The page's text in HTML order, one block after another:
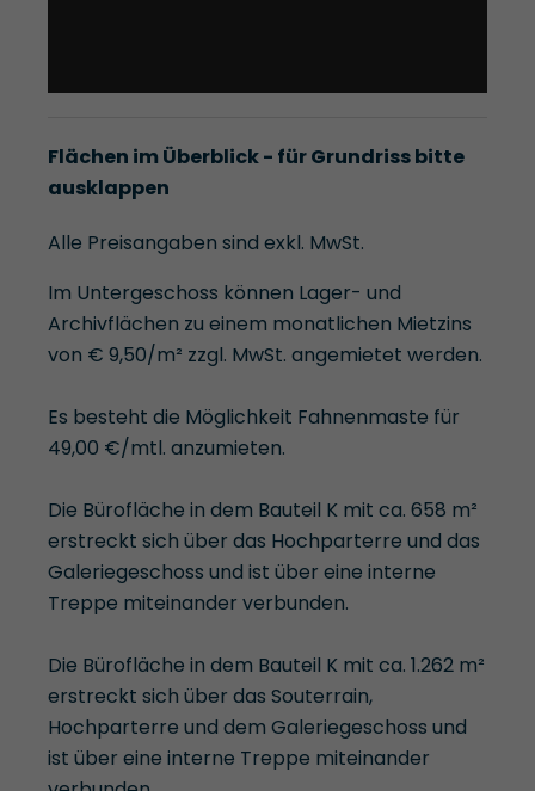
Flächen im Überblick - für Grundriss bitte
ausklappen
Alle Preisangaben sind exkl. MwSt.
Im Untergeschoss können Lager- und
Archivflächen zu einem monatlichen Mietzins
von € 9,50/m² zzgl. MwSt. angemietet werden.
Es besteht die Möglichkeit Fahnenmaste für
49,00 €/mtl. anzumieten.
Die Bürofläche in dem Bauteil K mit ca. 658 m²
erstreckt sich über das Hochparterre und das
Galeriegeschoss und ist über eine interne
Treppe miteinander verbunden.
Die Bürofläche in dem Bauteil K mit ca. 1.262 m²
erstreckt sich über das Souterrain,
Hochparterre und dem Galeriegeschoss und
ist über eine interne Treppe miteinander